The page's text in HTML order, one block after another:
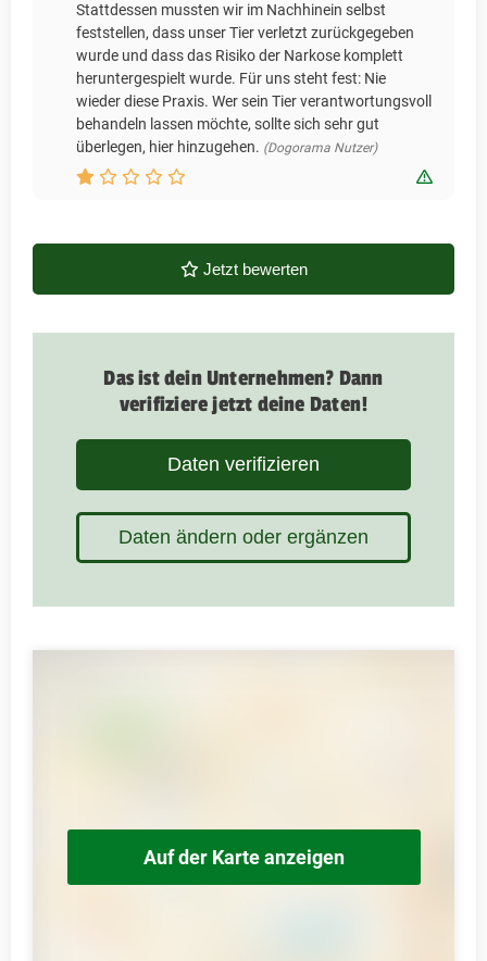
Stattdessen mussten wir im Nachhinein selbst
feststellen, dass unser Tier verletzt zurückgegeben
wurde und dass das Risiko der Narkose komplett
heruntergespielt wurde. Für uns steht fest: Nie
wieder diese Praxis. Wer sein Tier verantwortungsvoll
behandeln lassen möchte, sollte sich sehr gut
überlegen, hier hinzugehen. (Dogorama Nutzer)
Jetzt bewerten
Das ist dein Unternehmen? Dann
verifiziere jetzt deine Daten!
Daten verifizieren
Daten ändern oder ergänzen
Auf der Karte anzeigen